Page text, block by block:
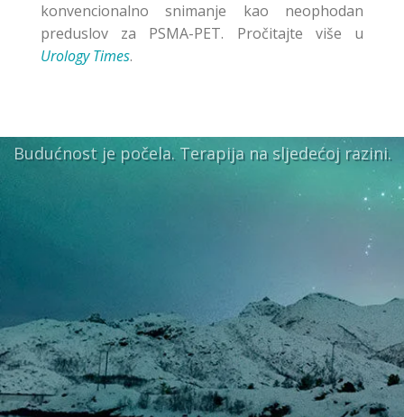
konvencionalno snimanje kao neophodan
preduslov za PSMA-PET. Pročitajte više u
Urology Times.
Budućnost je počela. Terapija na sljedećoj razini.